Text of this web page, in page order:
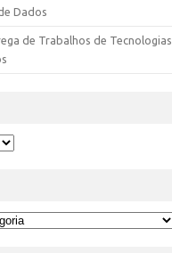
Dados
de Trabalhos de Tecnologias